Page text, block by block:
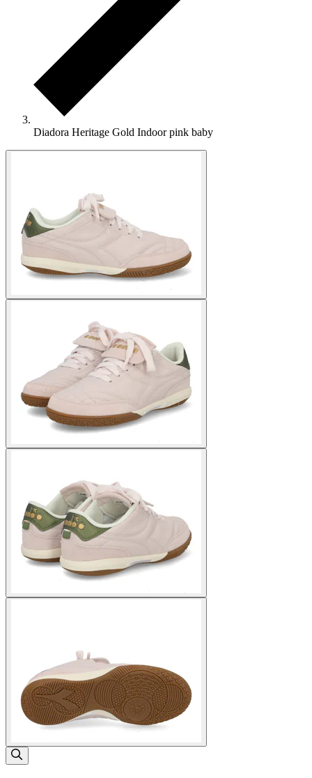
Diadora Heritage Gold Indoor pink baby